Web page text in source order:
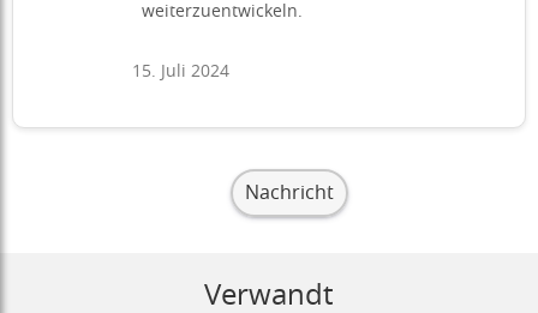
weiterzuentwickeln.
15. Juli 2024
Nachricht
Verwandt